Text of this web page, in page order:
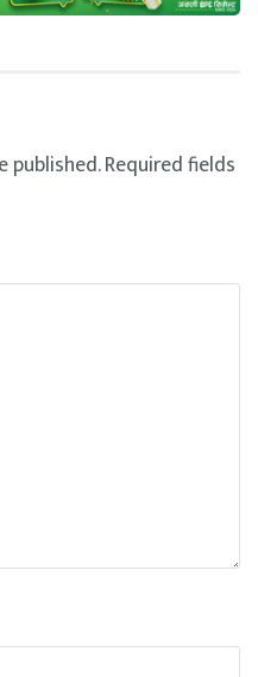
published.Required fields